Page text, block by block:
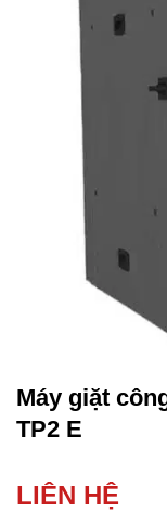
Máy giặt
TP2 E
LIÊN HỆ